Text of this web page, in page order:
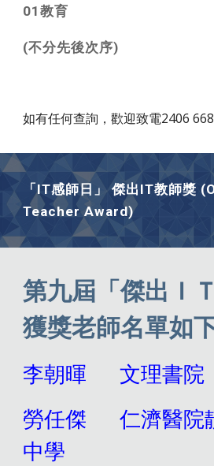
01教育
(不分先後次序)
如有任何查詢，歡迎致電2406
「IT感師日」 傑出IT教師獎
Teacher Award)
第九屆「傑出Ｉ
獲獎老師名單如
李朝暉 文理書院
勞任傑 仁濟醫院
中學